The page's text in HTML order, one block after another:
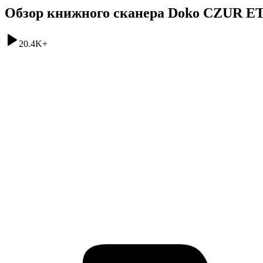
Обзор книжного сканера Doko CZUR
20.4K+